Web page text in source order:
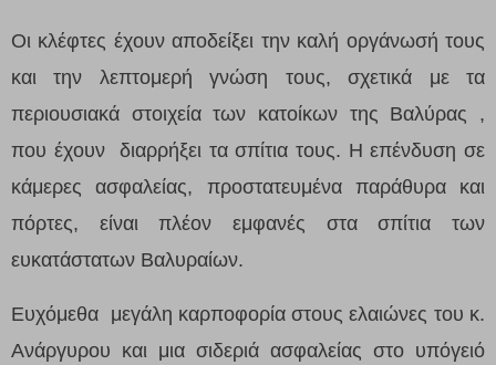
Οι κλέφτες έχουν αποδείξει την καλή οργάνωσή τους
και την λεπτομερή γνώση τους, σχετικά με τα
περιουσιακά στοιχεία των κατοίκων της Βαλύρας ,
που έχουν διαρρήξει τα σπίτια τους. Η επένδυση σε
κάμερες ασφαλείας, προστατευμένα παράθυρα και
πόρτες, είναι πλέον εμφανές στα σπίτια των
ευκατάστατων Βαλυραίων.
Ευχόμεθα μεγάλη καρποφορία στους ελαιώνες του κ.
Ανάργυρου και μια σιδεριά ασφαλείας στο υπόγειό